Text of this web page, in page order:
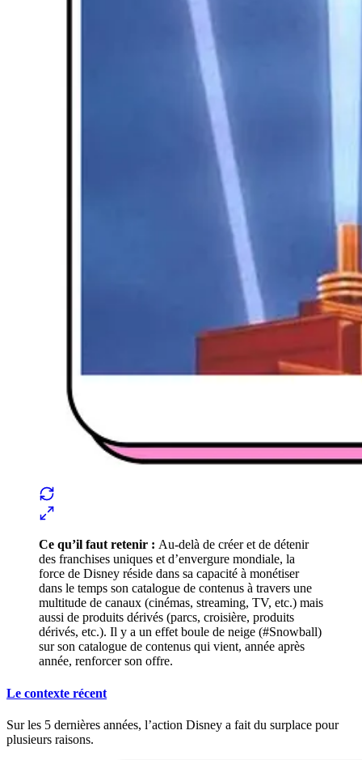
Ce qu’il faut retenir : Au-delà de créer et de détenir
des franchises uniques et d’envergure mondiale, la
force de Disney réside dans sa capacité à monétiser
dans le temps son catalogue de contenus à travers une
multitude de canaux (cinémas, streaming, TV, etc.) mais
aussi de produits dérivés (parcs, croisière, produits
dérivés, etc.). Il y a un effet boule de neige (#Snowball)
sur son catalogue de contenus qui vient, année après
année, renforcer son offre.
Le contexte récent
Sur les 5 dernières années, l’action Disney a fait du surplace pour
plusieurs raisons.